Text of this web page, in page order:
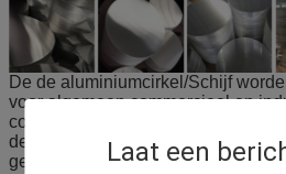
Laat een
De de aluminiumcirkel/Schijf
voor algemeen commercieel en
condensatorgeval, het
de keukenwaren, de nevelfles,
geval enz. van de lijmbuis.